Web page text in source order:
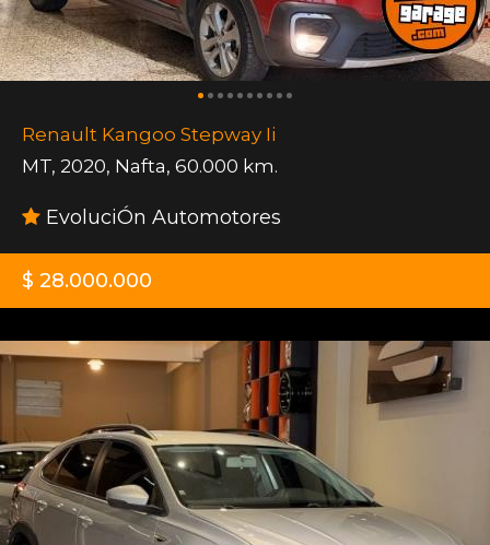
Renault Kangoo Stepway Ii
MT, 2020, Nafta, 60.000 km.
EvoluciÓn Automotores
$ 28.000.000